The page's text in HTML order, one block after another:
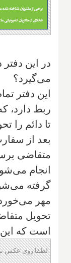
در این
می‌گیرد؟
این دفتر
ربط دارد،
تا دائم را
بعد از
متقاضی
انجام
گرفته
مهر
تحویل
است که
لطفا روی عکس